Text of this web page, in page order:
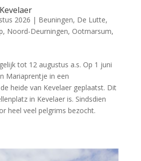
2026 | Beuningen, De Lutte,
, Noord-Deurningen, Ootmarsum,
tot 12 augustus a.s. Op 1 juni
Mariaprentje in een
heide van Kevelaer geplaatst. Dit
in Kevelaer is. Sindsdien
heel veel pelgrims bezocht.